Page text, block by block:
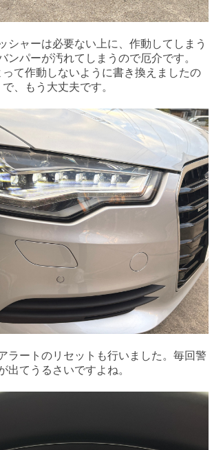
シャーは必要ない上に、作動してしまう
ンパーが汚れてしまうので厄介です。
て作動しないように書き換えましたの
で、もう大丈夫です。
ラートのリセットも行いました。毎回警
出てうるさいですよね。